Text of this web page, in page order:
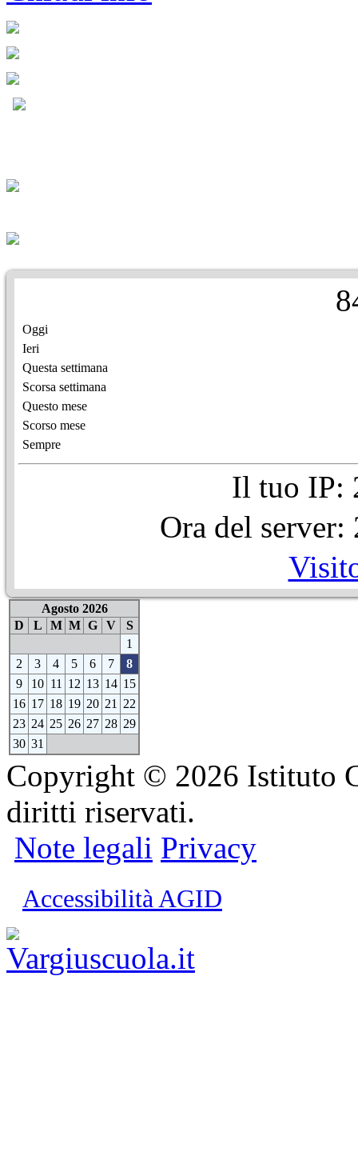
8
Oggi
Ieri
Questa settimana
Scorsa settimana
Questo mese
Scorso mese
Sempre
Il tuo IP:
Ora del
Agosto 2026
D
L M M G V
S
1
2
3 4 5 6 7
8
9
10 11 12 13 14 15
16 17 18 19 20 21
22
23 24 25 26 27 28 29
30 31
Copyright © 2026 Istituto
diritti riservati.
Note legali Privacy
Accessibilità AGID